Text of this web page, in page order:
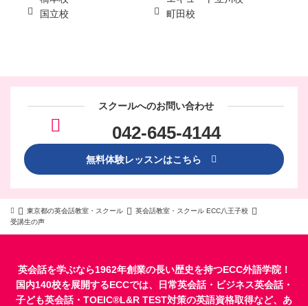
国立校
町田校
スクールへのお問い合わせ
042-645-4144
無料体験レッスンはこちら
東京都の英会話教室・スクール
英会話教室・スクール ECC八王子校
受講生の声
英会話を学ぶなら1962年創業の長い歴史を持つECC外語学院！
国内140校を展開するECCでは、
日常英会話・ ビジネス英会話・
子ども英会話・ TOEIC®L&R TEST対策の英語資格取得など、あ